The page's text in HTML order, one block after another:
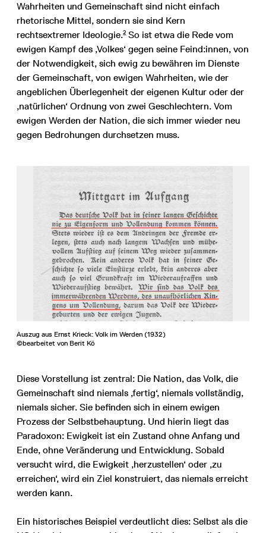
Wahrheiten und Gemeinschaft sind nicht einfach
rhetorische Mittel, sondern sie sind Kern
rechtsextremer Ideologie.2 So ist etwa die Rede vom
ewigen Kampf des ‚Volkes‘ gegen seine Feind:innen, von
der Notwendigkeit, sich ewig zu bewähren im Dienste
der Gemeinschaft, von ewigen Wahrheiten, wie der
angeblichen Überlegenheit der eigenen Kultur oder der
‚natürlichen‘ Ordnung von zwei Geschlechtern. Vom
ewigen Werden der Nation, die sich immer wieder neu
gegen Bedrohungen durchsetzen muss.
Auszug aus Ernst Krieck: Volk im Werden (1932)
©bearbeitet von Berit Kö
Diese Vorstellung ist zentral: Die Nation, das Volk, die
Gemeinschaft sind niemals ‚fertig‘, niemals vollständig,
niemals sicher. Sie befinden sich in einem ewigen
Prozess der Selbstbehauptung. Und hierin liegt das
Paradoxon: Ewigkeit ist ein Zustand ohne Anfang und
Ende, ohne Veränderung und Entwicklung. Sobald
versucht wird, die Ewigkeit ‚herzustellen‘ oder ‚zu
erreichen‘, wird ein Ziel konstruiert, das niemals erreicht
werden kann.
Ein historisches Beispiel verdeutlicht dies: Selbst als die